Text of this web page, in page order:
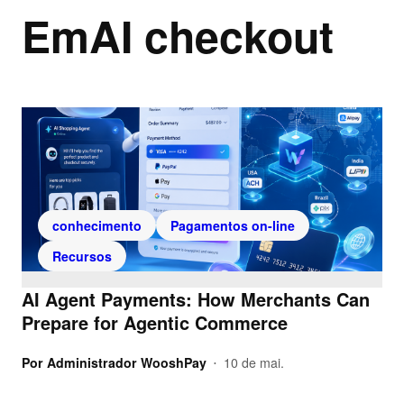
EmAI checkout
conhecimento
Pagamentos on-line
Recursos
AI Agent Payments: How Merchants Can
Prepare for Agentic Commerce
Por Administrador WooshPay • 10 de mai.